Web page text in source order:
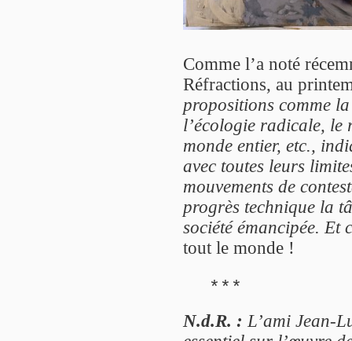
Comme l’a noté
Réfractions, au
propositions comme
l’écologie radicale, le
monde entier, etc.,
avec toutes leurs
mouvements de
progrès technique la
société émancipée. Et
tout le monde !
***
N.d.R. : L’ami Jean-